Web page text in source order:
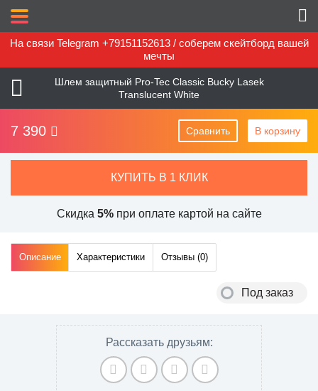
На связи Telegram +79151152613 / соберем скейтборд вашей
мечты
Шлем защитный Pro-Tec Classic Bucky Lasek
Translucent White
7 390 В корзину
Сравнить
КУПИТЬ В 1 КЛИК
Скидка 5%при оплате картой на сайте
Описание Характеристики Отзывы (0)
Под заказ
Рассказать друзьям: